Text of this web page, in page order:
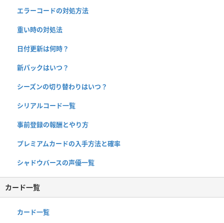
エラーコードの対処方法
重い時の対処法
日付更新は何時？
新パックはいつ？
シーズンの切り替わりはいつ？
シリアルコード一覧
事前登録の報酬とやり方
プレミアムカードの入手方法と確率
シャドウバースの声優一覧
カード一覧
カード一覧